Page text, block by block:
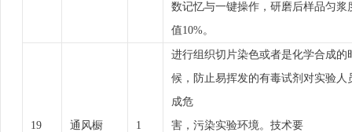
数记忆与一键操作，研磨后样品匀浆
值10%。
19 通风橱 1
进行组织切片染色或者是化学合成的
候，防止易挥发的有毒试剂对实验人
成危
害，污染实验环境。技术要